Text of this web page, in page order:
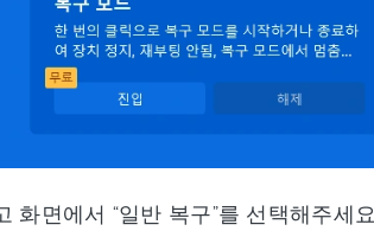
화면에서 “일반 복구”를 선택해주세요.